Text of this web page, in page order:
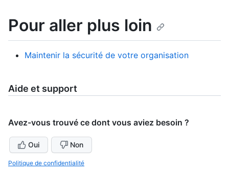
Pour aller plus loin
Maintenir la sécurité de votre organisation
Aide et support
Avez-vous trouvé ce dont vous aviez besoin ?
Oui Non
Politique de confidentialité